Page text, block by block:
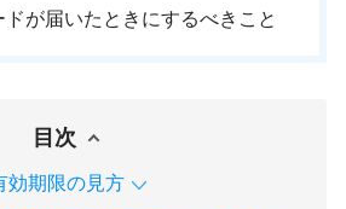
が届いたときにするべきこと
目次
効期限の見方